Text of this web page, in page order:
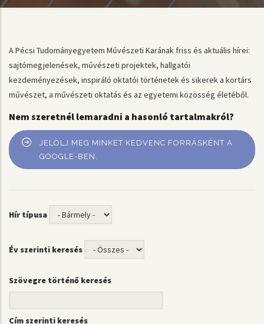
A Pécsi Tudományegyetem Művészeti Karának friss és aktuális hírei:
sajtómegjelenések, művészeti projektek, hallgatói
kezdeményezések, inspiráló oktatói történetek és sikerek a kortárs
művészet, a művészeti oktatás és az egyetemi közösség életéből.
Nem szeretnél lemaradni a hasonló tartalmakról?
JELÖLJ MEG MINKET KEDVENC FORRÁSKÉNT A
GOOGLE-BEN.
Hír típusa
Év szerinti keresés
Szövegre történő keresés
Cím szerinti keresés